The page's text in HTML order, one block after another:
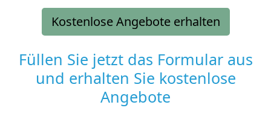
Kostenlose Angebote erhalten
Füllen Sie jetzt das Formular aus
und erhalten Sie kostenlose
Angebote